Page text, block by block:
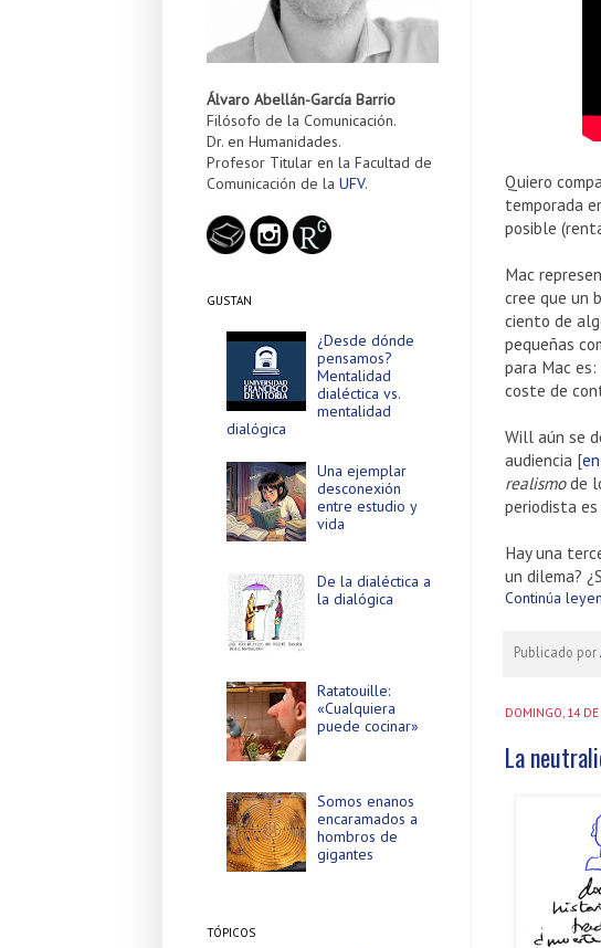
Quiero
temporada
posible
Mac
cree que un
ciento de
pequeñas
para Mac
coste de
Will aún se
audiencia [
realismode
periodista es
Hay una
un dilema?
Continúa
Publicado por
DOMINGO, 14
La
Álvaro Abellán-García Barrio
Filósofo de la Comunicación.
Dr. en Humanidades.
Profesor Titular en la Facultad de
Comunicación de la UFV.
GUSTAN
¿Desde dónde
pensamos?
Mentalidad
dialéctica vs.
mentalidad
dialógica
Una ejemplar
desconexión
entre estudio y
vida
De la dialéctica a
la dialógica
Ratatouille:
«Cualquiera
puede cocinar»
Somos enanos
encaramados a
hombros de
gigantes
TÓPICOS